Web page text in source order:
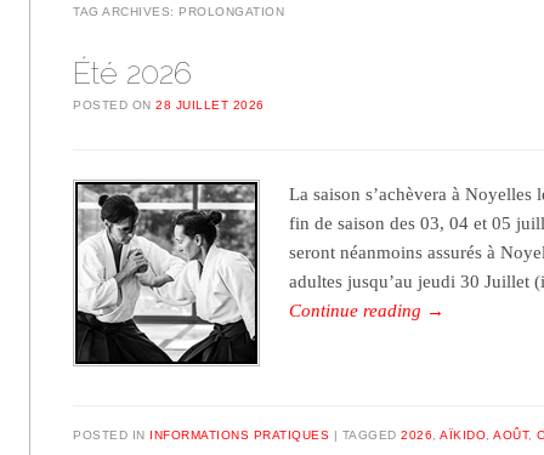
TAG ARCHIVES: PROLONGATION
Été 2026
POSTED ON28 JUILLET 2026
La saison s’achèvera à Noyelles
fin de saison des 03, 04 et 05
seront néanmoins assurés à
adultes jusqu’au jeudi 30
Continue reading →
POSTED IN INFORMATIONS PRATIQUES TAGGED2026 ,AÏKIDO ,AOÛT,